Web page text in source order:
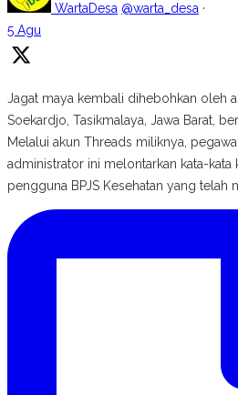
WartaDesa @warta_desa ·
5 Agu
Jagat maya kembali dihebohkan oleh
Soekardjo, Tasikmalaya, Jawa Barat,
Melalui akun Threads miliknya,
administrator ini melontarkan kata-kata
pengguna BPJS Kesehatan yang telah